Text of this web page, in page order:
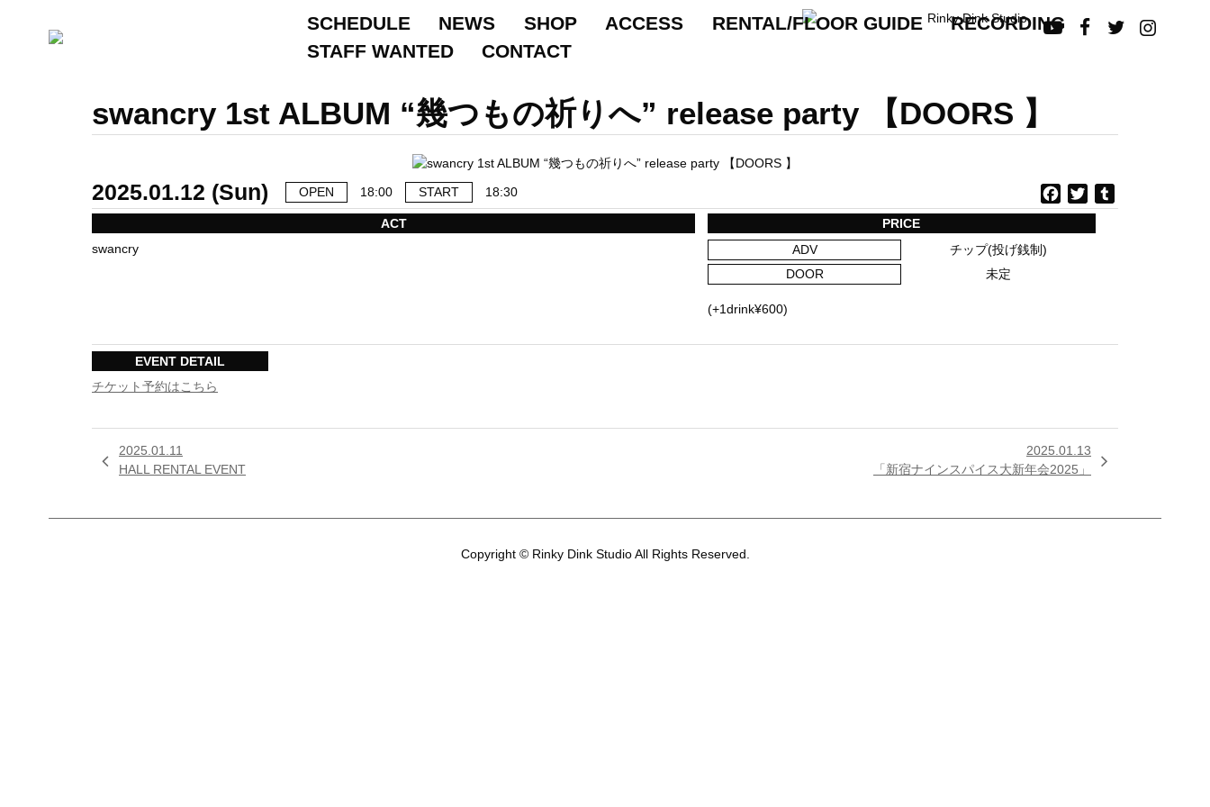
   
SCHEDULE NEWS SHOP ACCESS RENTAL/FLOOR GUIDE
RECORDING
STAFF WANTED
CONTACT
swancry 1st ALBUM “幾つもの祈りへ” release party 【DOORS 】
2025.01.12 (Sun) OPEN 18:00 START 18:30
a
c
w
i
u
ACT
swancry
PRICE
ADV
チップ(投げ銭制)
DOOR
未定
(+1drink¥600)
EVENT DETAIL
チケット予約はこちら

2025.01.11
HALL RENTAL EVENT
2025.01.13
「新宿ナインスパイス大新年会2025」

Copyright © Rinky Dink Studio All Rights Reserved.